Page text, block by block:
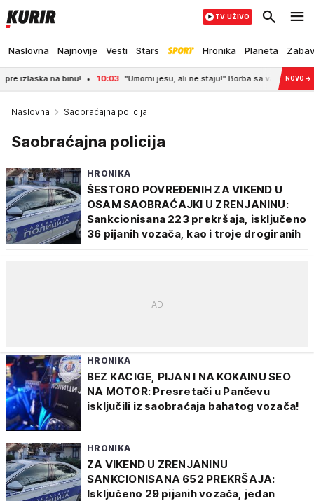
Naslovna Najnovije Vesti Stars Hronika Planeta
TV UŽIVO
na binu! 10:03 "Umorni jesu, ali ne staju!" Borba sa vatrenom stihijom u
NOVO →
Naslovna Saobraćajna policija
Saobraćajna policija
HRONIKA
ŠESTORO POVREĐENIH ZA VIKEND U
OSAM SAOBRAĆAJKI U ZRENJANINU:
Sankcionisana 223 prekršaja, isključeno
36 pijanih vozača, kao i troje drogiranih
HRONIKA
BEZ KACIGE, PIJAN I NA KOKAINU SEO
NA MOTOR: Presretači u Pančevu
isključili iz saobraćaja bahatog vozača!
HRONIKA
ZA VIKEND U ZRENJANINU
SANKCIONISANA 652 PREKRŠAJA:
Isključeno 29 pijanih vozača, jedan